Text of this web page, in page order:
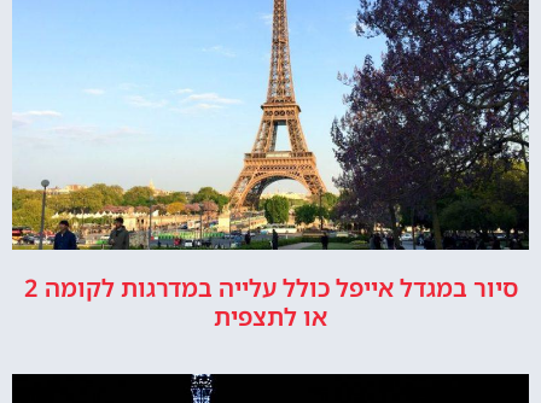
סיור במגדל אייפל כולל עלייה במדרגות לקומה 2
או לתצפית